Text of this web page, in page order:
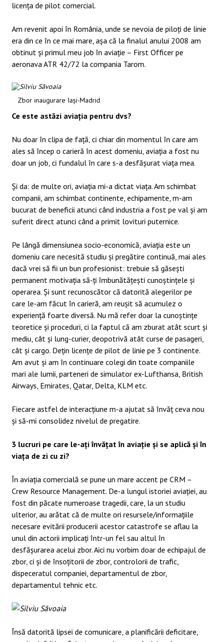
licența de pilot comercial.
Am revenit apoi în România, unde se nevoia de piloți de linie
era din ce în ce mai mare, așa că la finalul anului 2008 am
obtinut și primul meu job în aviație – First Officer pe
aeronava ATR 42/72 la compania Tarom.
Zbor inaugurare Iași-Madrid
Ce este astăzi aviația pentru dvs?
Nu doar în clipa de față, ci chiar din momentul în care am
ales să încep o carieră în acest domeniu, aviația a fost nu
doar un job, ci fundalul în care s-a desfășurat viața mea.
Și da: de multe ori, aviația mi-a dictat viața. Am schimbat
companii, am schimbat continente, echipamente, m-am
bucurat de beneficii atunci când industria a fost pe val și am
suferit direct atunci când a primit lovituri puternice.
Pe lângă dimensiunea socio-economică, aviația este un
domeniu care necesită studiu și pregătire continuă, mai ales
dacă vrei să fii un bun profesionist: trebuie să găsești
permanent motivația să-ți îmbunătățești cunoștințele și
operarea. Și sunt recunoscător că datorită alegerilor pe
care le-am făcut în carieră, am reușit să acumulez o
experiență foarte diversă. Nu mă refer doar la cunoștințe
teoretice și proceduri, ci la faptul că am zburat atât scurt și
mediu, cât și lung-curier, deopotrivă atât curse de pasageri,
cât și cargo. Dețin licențe de pilot de linie pe 3 continente.
Am avut și am în continuare colegi din toate companiile
mari ale lumii, parteneri de simulator ex-Lufthansa, British
Airways, Emirates, Qatar, Delta, KLM etc.
Fiecare astfel de interacțiune m-a ajutat să învăț ceva nou
și să-mi consolidez nivelul de pregatire.
3 lucruri pe care le-ați învățat în aviație și se aplică și în
viața de zi cu zi?
În aviația comercială se pune un mare accent pe CRM –
Crew Resource Management. De-a lungul istoriei aviației, au
fost din păcate numeroase tragedii, care, la un studiu
ulterior, au arătat că de multe ori resursele/informațiile
necesare evitării producerii acestor catastrofe se aflau la
unul din actorii implicați într-un fel sau altul în
desfășurarea acelui zbor. Aici nu vorbim doar de echipajul de
zbor, ci și de însoțitorii de zbor, controlorii de trafic,
dispeceratul companiei, departamentul de zbor,
departamentul tehnic etc.
Însă datorită lipsei de comunicare, a planificării deficitare,